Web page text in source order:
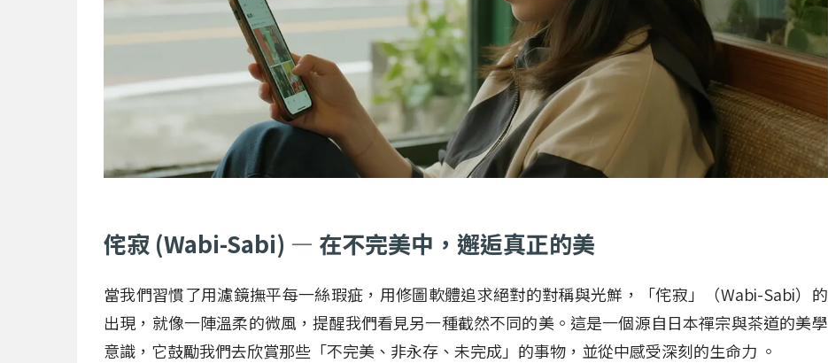
侘寂 (Wabi-Sabi) — 在不完美中，邂逅真正的美
當我們習慣了用濾鏡撫平每一絲瑕疵，用修圖軟體追求絕對的對稱與光鮮，「侘寂」（Wabi-Sabi）的
出現，就像一陣溫柔的微風，提醒我們看見另一種截然不同的美。這是一個源自日本禪宗與茶道的美學
意識，它鼓勵我們去欣賞那些「不完美、非永存、未完成」的事物，並從中感受深刻的生命力 。